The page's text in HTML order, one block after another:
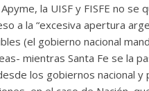
la UISF y FISFE no se
a la “excesiva apertura
(el gobierno nacional
mientras Santa Fe se la
los gobiernos nacional